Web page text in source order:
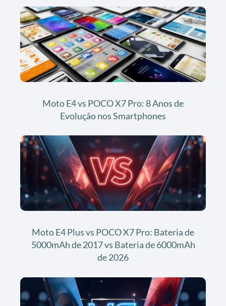
Moto E4 vs POCO X7 Pro: 8 Anos de
Evolução nos Smartphones
Moto E4 Plus vs POCO X7 Pro: Bateria de
5000mAh de 2017 vs Bateria de 6000mAh
de 2026